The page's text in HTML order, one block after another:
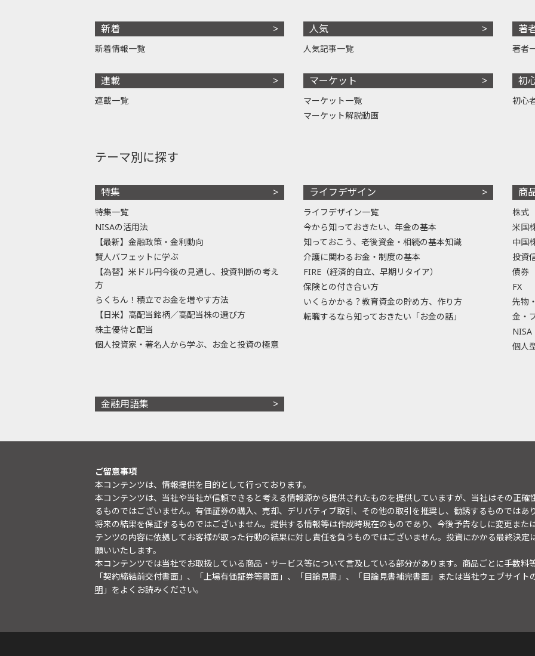
新着
新着情報一覧
連載
連載一覧
人気
人気記事一覧
マーケット
マーケット一覧
マーケット解説動画
著
著者
初
初心
テーマ別に探す
特集
特集一覧
NISAの活用法
【最新】金融政策・金利動向
賢人バフェットに学ぶ
【為替】米ドル円今後の見通し、投資判断の考え
方
らくちん！積立でお金を増やす方法
【日米】高配当銘柄／高配当株の選び方
株主優待と配当
個人投資家・著名人から学ぶ、お金と投資の極意
ライフデザイン
ライフデザイン一覧
今から知っておきたい、年金の基本
知っておこう、老後資金・相続の基本知識
介護に関わるお金・制度の基本
FIRE（経済的自立、早期リタイア）
保険との付き合い方
いくらかかる？教育資金の貯め方、作り方
転職するなら知っておきたい「お金の話」
商
株式
米国
中国
投資
債券
FX
先物
金・
NISA
個人
金融用語集
ご留意事項
本コンテンツは、情報提供を目的として行っております。
本コンテンツは、当社や当社が信頼できると考える情報源から提供されたものを提供していますが、当社はその正
るものではございません。有価証券の購入、売却、デリバティブ取引、その他の取引を推奨し、勧誘するものではあ
将来の結果を保証するものではございません。提供する情報等は作成時現在のものであり、今後予告なしに変更また
テンツの内容に依拠してお客様が取った行動の結果に対し責任を負うものではございません。投資にかかる最終決
願いいたします。
本コンテンツでは当社でお取扱している商品・サービス等について言及している部分があります。商品ごとに手数料
「契約締結前交付書面」、「上場有価証券等書面」、「目論見書」、「目論見書補完書面」または当社ウェブサイト
明 」をよくお読みください。